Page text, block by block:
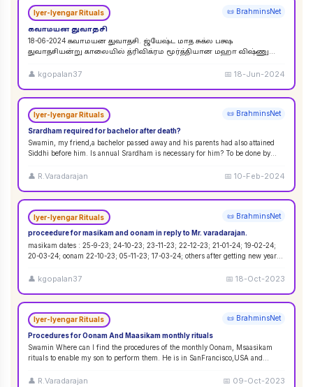
Iyer-Iyengar Rituals 📜 BrahminsNet
கவாமயன துவாதசி
18-06-2024 கவாமயன துவாதசி. ஜ்யேஷ்ட மாத சுக்ல பக்ஷ
துவாதசியன்று காலையில் த்ரிவிக்ரம மூர்த்தியான மஹா விஷ்ணு
👤 kgopalan37 📅18-Jun-2024
Iyer-Iyengar Rituals 📜 BrahminsNet
Srardham required for bachelor after death?
Swamin, my friend,a bachelor passed away and his parents had also attained
Siddhi before him. Is annual Srardham is necessary for him? To be done by
👤 R.Varadarajan 📅10-Feb-2024
Iyer-Iyengar Rituals 📜 BrahminsNet
proceedure for masikam and oonam in reply to Mr. varadarajan.
masikam dates : 25-9-23; 24-10-23; 23-11-23; 22-12-23; 21-01-24; 19-02-24;
20-03-24; oonam 22-10-23; 05-11-23; 17-03-24; others after getting new year...
👤 kgopalan37 📅18-Oct-2023
Iyer-Iyengar Rituals 📜 BrahminsNet
Procedures for Oonam And Maasikam monthly rituals
Swamin Where can I find the procedures of the monthly Oonam, Msaasikam
rituals to enable my son to perform them. He is in SanFrancisco,USA and
👤 R.Varadarajan 📅 09-Oct-2023